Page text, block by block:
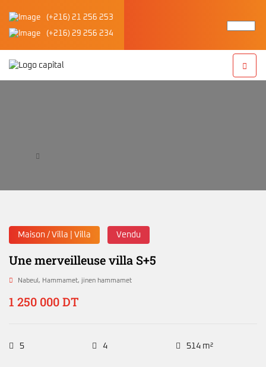
(+216) 21 256 253
(+216) 29 256 234
Maison / Villa | Villa Vendu
Une merveilleuse villa S+5
Nabeul, Hammamet, jinen hammamet
1 250 000 DT
5 4 514 m²